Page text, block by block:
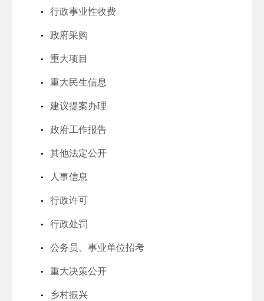
行政事业性收费
政府采购
重大项目
重大民生信息
建议提案办理
政府工作报告
其他法定公开
人事信息
行政许可
行政处罚
公务员、事业单位招考
重大决策公开
乡村振兴